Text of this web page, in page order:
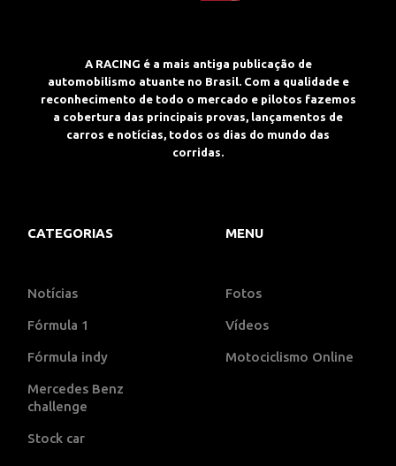
A RACING é a mais antiga publicação de
automobilismo atuante no Brasil. Com a qualidade e
reconhecimento de todo o mercado e pilotos fazemos
a cobertura das principais provas, lançamentos de
carros e notícias, todos os dias do mundo das
corridas.
CATEGORIAS
Notícias
Fórmula 1
Fórmula indy
Mercedes Benz
challenge
Stock car
MENU
Fotos
Vídeos
Motociclismo Online